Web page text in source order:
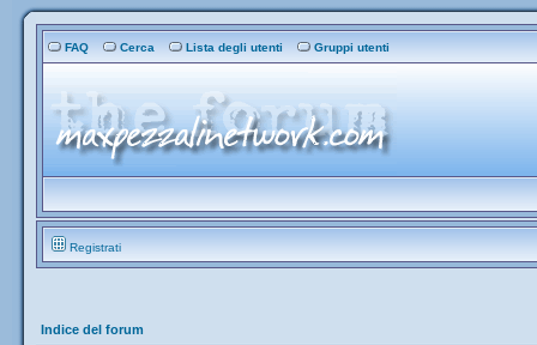
FAQ Cerca Lista degli utenti Gruppi utenti
Registrati
Indice del forum